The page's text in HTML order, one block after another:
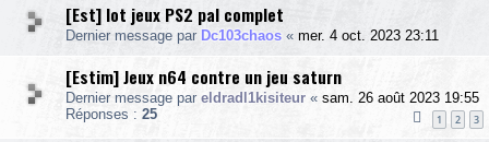
[Est] lot jeux PS2 pal complet
Dernier message par Dc103chaos « mer. 4 oct. 2023 23:11
[Estim] Jeux n64 contre un jeu saturn
Dernier message par eldradl1kisiteur « sam. 26 août 2023 19:55
Réponses : 25 1 2 3